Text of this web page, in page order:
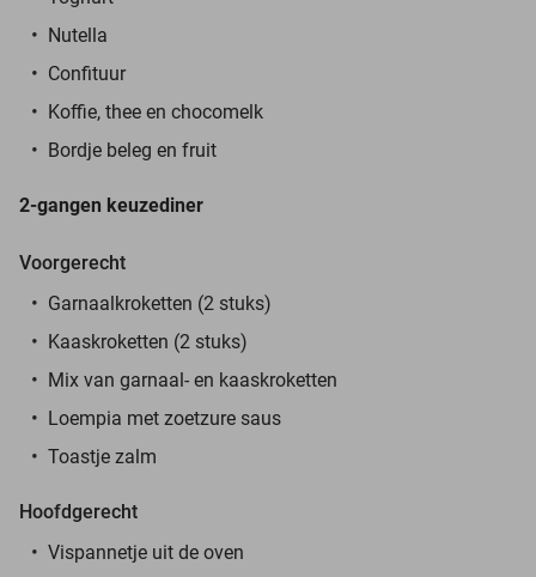
Nutella
Confituur
Koffie, thee en chocomelk
Bordje beleg en fruit
2-gangen keuzediner
Voorgerecht
Garnaalkroketten (2 stuks)
Kaaskroketten (2 stuks)
Mix van garnaal- en kaaskroketten
Loempia met zoetzure saus
Toastje zalm
Hoofdgerecht
Vispannetje uit de oven